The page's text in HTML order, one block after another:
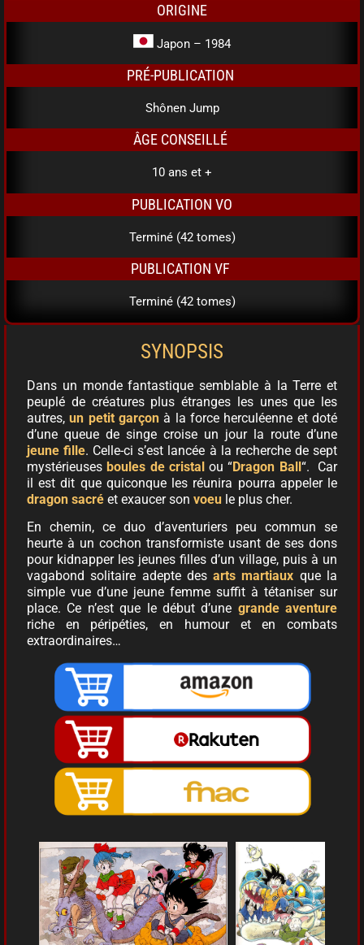
ORIGINE
Japon – 1984
PRÉ-PUBLICATION
Shônen Jump
ÂGE CONSEILLÉ
10 ans et +
PUBLICATION VO
Terminé (42 tomes)
PUBLICATION VF
Terminé (42 tomes)
SYNOPSIS
Dans un monde fantastique semblable à la Terre et
peuplé de créatures plus étranges les unes que les
autres,un petit garçon à la force herculéenne et doté
d’une queue de singe croise un jour la route d’une
jeune fille. Celle-ci s’est lancée à la recherche de sept
mystérieusesboules de cristal ou “Dragon Ball“. Car
il est dit que quiconque les réunira pourra appeler le
dragon sacré et exaucer son voeu le plus cher.
En chemin, ce duo d’aventuriers peu commun se
heurte à un cochon transformiste usant de ses dons
pour kidnapper les jeunes filles d’un village, puis à un
vagabond solitaire adepte desarts martiaux que la
simple vue d’une jeune femme suffit à tétaniser sur
place. Ce n’est que le début d’une grande aventure
riche en péripéties, en humour et en combats
extraordinaires…